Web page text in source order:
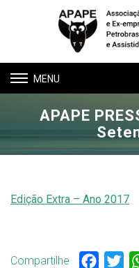
Toggle
navigation
APAPE
Edição Extra – Ano 2017
Compartilhe